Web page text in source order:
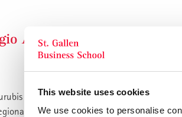
This website uses cookies
We use cookies to personalise
Anlass “Zu Gast” bei
AG in Hamburg. Am Dienstag dem 28.
der SGBS-Alumni